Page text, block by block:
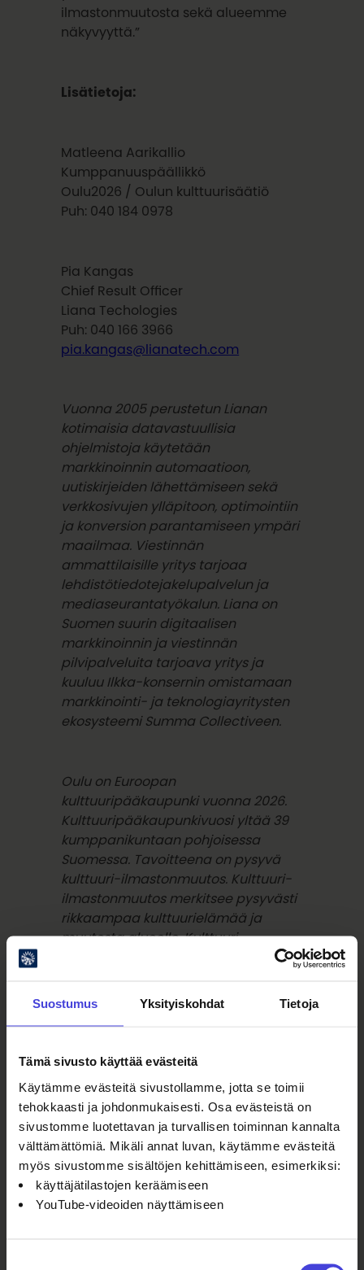
Suostumus Yksityiskohdat Tietoja
Tämä sivusto käyttää evästeitä
Käytämme evästeitä sivustollamme, jotta se toimii
tehokkaasti ja johdonmukaisesti. Osa evästeistä on
sivustomme luotettavan ja turvallisen toiminnan kannalta
välttämättömiä. Mikäli annat luvan, käytämme evästeitä
myös sivustomme sisältöjen kehittämiseen, esimerkiksi:
käyttäjätilastojen keräämiseen
YouTube-videoiden näyttämiseen
ilmastonmuutosta sekä alueemme
näkyvyyttä.”
Lisätietoja:
Matleena Aarikallio
Kumppanuuspäällikkö
Oulu2026 / Oulun kulttuurisäätiö
Puh: 040 184 0978
Pia Kangas
Chief Result Officer
Liana Techologies
Puh: 040 166 3966
pia.kangas@lianatech.com
Vuonna 2005 perustetun Lianan
kotimaisia datavastuullisia
ohjelmistoja käytetään
markkinoinnin automaatioon,
uutiskirjeiden lähettämiseen sekä
verkkosivujen ylläpitoon, optimointiin
ja konversion parantamiseen ympäri
maailmaa. Viestinnän
ammattilaisille yritys tarjoaa
lehdistötiedotejakelupalvelun ja
mediaseurantatyökalun. Liana on
Suomen suurin digitaalisen
markkinoinnin ja viestinnän
pilvipalveluita tarjoava yritys ja
kuuluu Ilkka-konsernin omistamaan
markkinointi- ja teknologiayritysten
ekosysteemi Summa Collectiveen.
Oulu on Euroopan
kulttuuripääkaupunki vuonna 2026.
Kulttuuripääkaupunkivuosi yltää 39
kumppanikuntaan pohjoisessa
Suomessa. Tavoitteena on pysyvä
kulttuuri-ilmastonmuutos. Kulttuuri-
ilmastonmuutos merkitsee pysyvästi
rikkaampaa kulttuurielämää ja
muutosta alueelle. Kulttuuri-
ilmastonmuutos yhdistää kulttuuria,
innostavaa, kestävää ja
vuotta 2026, jolloin kattava
kulttuuripääkaupunkivuosi
huipentuu. Oulu2026-toiminnasta
vastaa Oulun kulttuurisäätiö sr.
Oulu2026 pääyhteistyökumppanit
ovat Pohjola OP ja Kaleva Media.